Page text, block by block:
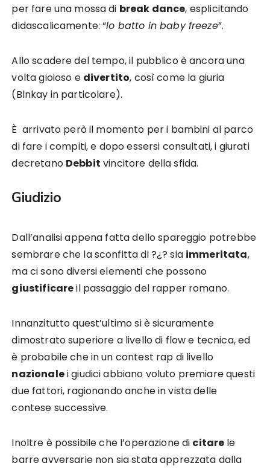
per fare una mossa di break dance, esplicitando
didascalicamente: “lo batto in baby freeze”.
Allo scadere del tempo, il pubblico è ancora una
volta gioioso e divertito, così come la giuria
(Blnkay in particolare).
È arrivato però il momento per i bambini al parco
di fare i compiti, e dopo essersi consultati, i giurati
decretano Debbit vincitore della sfida.
Giudizio
Dall’analisi appena fatta dello spareggio potrebbe
sembrare che la sconfitta di ?¿? sia immeritata,
ma ci sono diversi elementi che possono
giustificareil passaggio del rapper romano.
Innanzitutto quest’ultimo si è sicuramente
dimostrato superiore a livello di flow e tecnica, ed
è probabile che in un contest rap di livello
nazionalei giudici abbiano voluto premiare questi
due fattori, ragionando anche in vista delle
contese successive.
Inoltre è possibile che l’operazione di citare le
barre avversarie non sia stata apprezzata dalla